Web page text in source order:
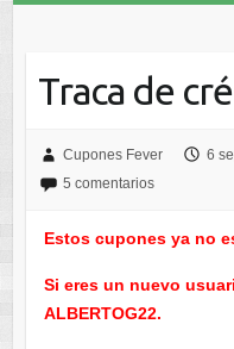
Traca de
Cupones Fever 6
5 comentarios
Estos cupones ya no
Si eres un nuevo
ALBERTOG22.